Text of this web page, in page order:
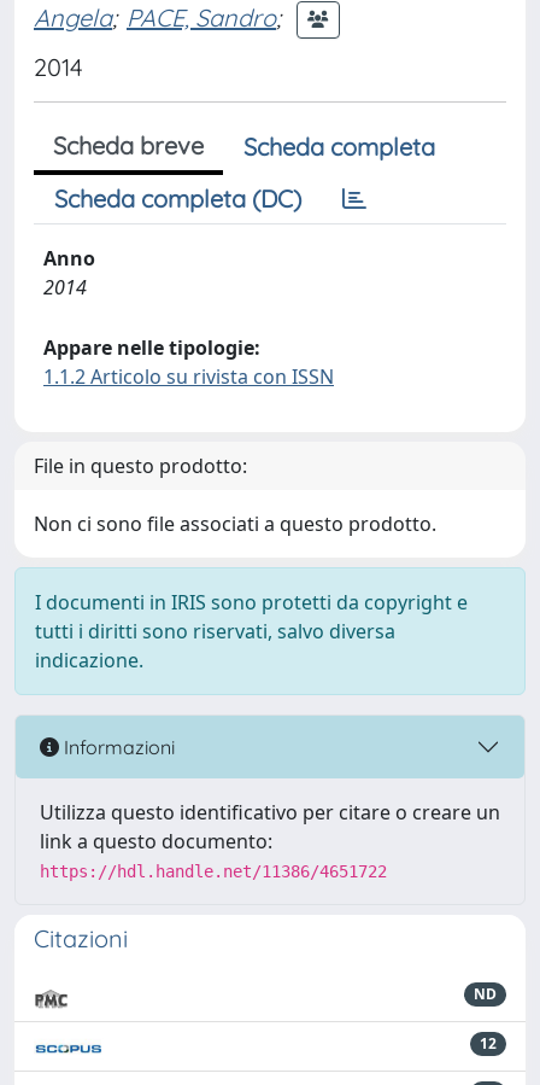
Angela; PACE, Sandro;
2014
Scheda breve
Scheda completa
Scheda completa (DC)
Anno
2014
Appare nelle tipologie:
1.1.2 Articolo su rivista con ISSN
File in questo prodotto:
Non ci sono file associati a questo prodotto.
I documenti in IRIS sono protetti da copyright e
tutti i diritti sono riservati, salvo diversa
indicazione.
Informazioni
Utilizza questo identificativo per citare o creare un
link a questo documento:
https://hdl.handle.net/11386/4651722
Citazioni
ND
12